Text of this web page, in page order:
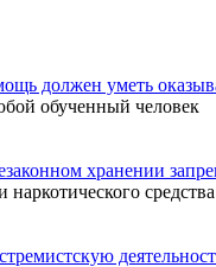
должен уметь
обученный человек
хранении